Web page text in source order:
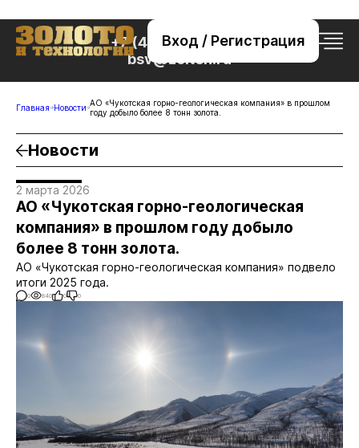
Вход / Регистрация
+7 (495) 221-76-32
bsv@zolteh.ru
Главная Новости АО «Чукотская горно-геологическая компания» в прошлом
году добыло более 8 тонн золота.
Новости
2 марта 2026
АО «Чукотская горно-геологическая
компания» в прошлом году добыло
более 8 тонн золота.
АО «Чукотская горно-геологическая компания» подвело
итоги 2025 года.
0 840 0 0